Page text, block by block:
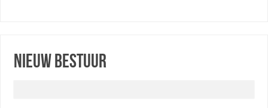
Nieuw bestuur